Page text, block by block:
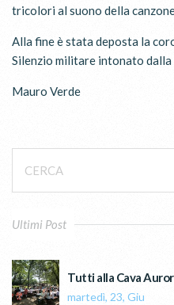
tricolori al suono della
Alla fine è stata deposta la
Silenzio militare intonato dalla
Mauro Verde
Ultimi Post
Tutti alla Cava
martedì, 23, Giu